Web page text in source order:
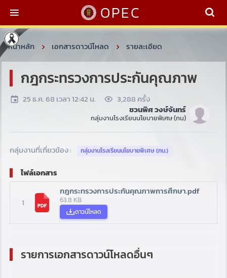
OPEC
หน้าหลัก เอกสารดาวน์โหลด รายละเอียด
กฎกระทรวงการประกันคุณภาพ
25 ธ.ค. 68 เวลา 12:42 น.
3,288 ครั้ง
ชวนพิศ วงษ์จันทร์
กลุ่มงานโรงเรียนนโยบายพิเศษ (กน)
กลุ่มงานที่เกี่ยวข้อง : กลุ่มงานโรงเรียนนโยบายพิเศษ (กน.)
ไฟล์เอกสาร
1
กฎกระทรวงการประกันคุณภาพการศึกษา.pdf
63.8 KB
ดาวน์โหลด
รายการเอกสารดาวน์โหลดอื่นๆ